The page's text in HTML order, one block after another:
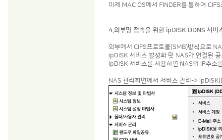
이제 MAC OS에서 FINDER를 통하여
4.외부망 접속을 위한 ipDISK DDNS 서비
외부에서 CIFS프로토콜(SMB)방식으로
ipDISK 서비스 활성화 및 NAS가 연결된
ipDISK 서비스를 사용하면 NAS의 IP주소
NAS 관리화면에서 서비스 관리->